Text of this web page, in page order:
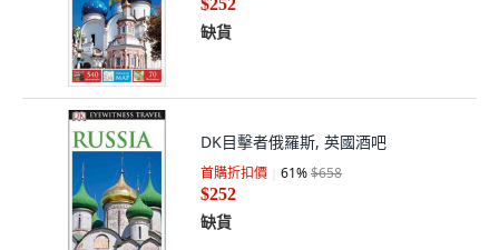
$252
缺貨
DK目擊者俄羅斯, 英國酒吧
首購折扣價 61%$658
$252
缺貨